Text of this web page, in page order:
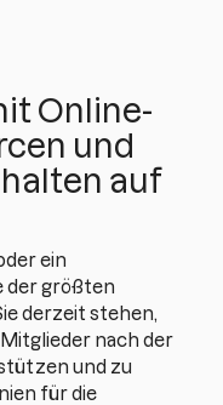
Online-
und
auf
ein
der größten
derzeit stehen,
nach der
und zu
für die